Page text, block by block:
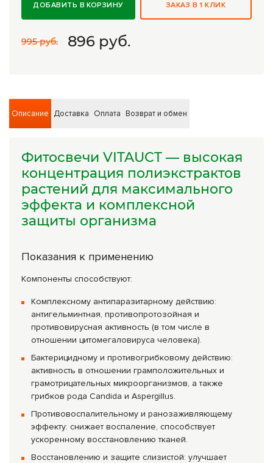
ДОБАВИТЬ В КОРЗИНУ ЗАКАЗ В 1 КЛИК
995 руб. 896 руб.
Описание Доставка Оплата Возврат и обмен
Фитосвечи VITAUCT — высокая
концентрация полиэкстрактов
растений для максимального
эффекта и комплексной
защиты организма
Показания к применению
Компоненты способствуют:
Комплексному антипаразитарному действию:
антигельминтная, противопротозойная и
противовирусная активность (в том числе в
отношении цитомегаловируса человека).
Бактерицидному и противогрибковому действию:
активность в отношении грамположительных и
грамотрицательных микроорганизмов, а также
грибков рода Candida и Aspergillus.
Противовоспалительному и ранозаживляющему
эффекту: снижает воспаление, способствует
ускоренному восстановлению тканей.
Восстановлению и защите слизистой: улучшает